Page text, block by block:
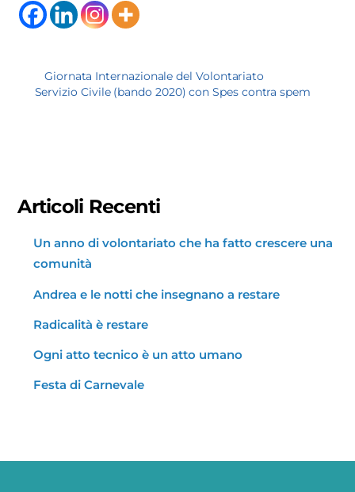
Giornata Internazionale del Volontariato
Servizio Civile (bando 2020) con Spes contra spem
Articoli Recenti
Un anno di volontariato che ha fatto crescere una
comunità
Andrea e le notti che insegnano a restare
Radicalità è restare
Ogni atto tecnico è un atto umano
Festa di Carnevale